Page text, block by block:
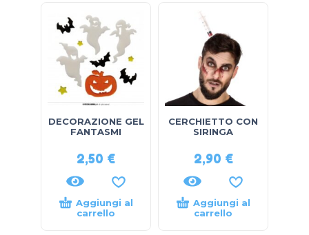
DECORAZIONE GEL
FANTASMI
2,50 €
Aggiungi al
carrello
CERCHIETTO CON
SIRINGA
2,90 €
Aggiungi al
carrello